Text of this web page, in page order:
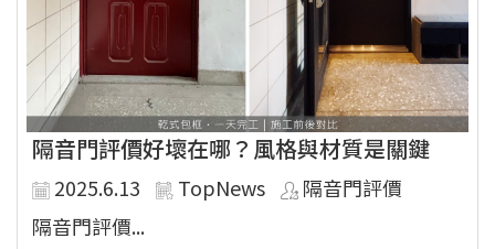
隔音門評價好壞在哪？風格與材質是關鍵
2025.6.13 TopNews
隔音門評價
隔音門評價...